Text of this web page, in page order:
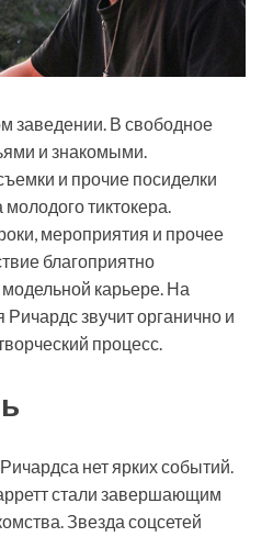
заведении. В свободное
и знакомыми.
и прочие посиделки
тиктокера.
мероприятия и прочее
благоприятно
карьере. На
звучит органично и
процесс.
нет ярких событий.
стали завершающим
Звезда соцсетей